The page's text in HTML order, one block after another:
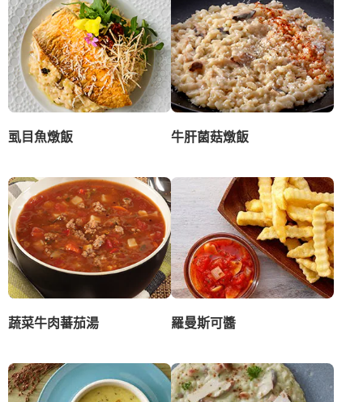
虱目魚燉飯 牛肝菌菇燉飯
蔬菜牛肉蕃茄湯 羅曼斯可醬